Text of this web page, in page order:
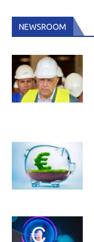
NEWSROOM